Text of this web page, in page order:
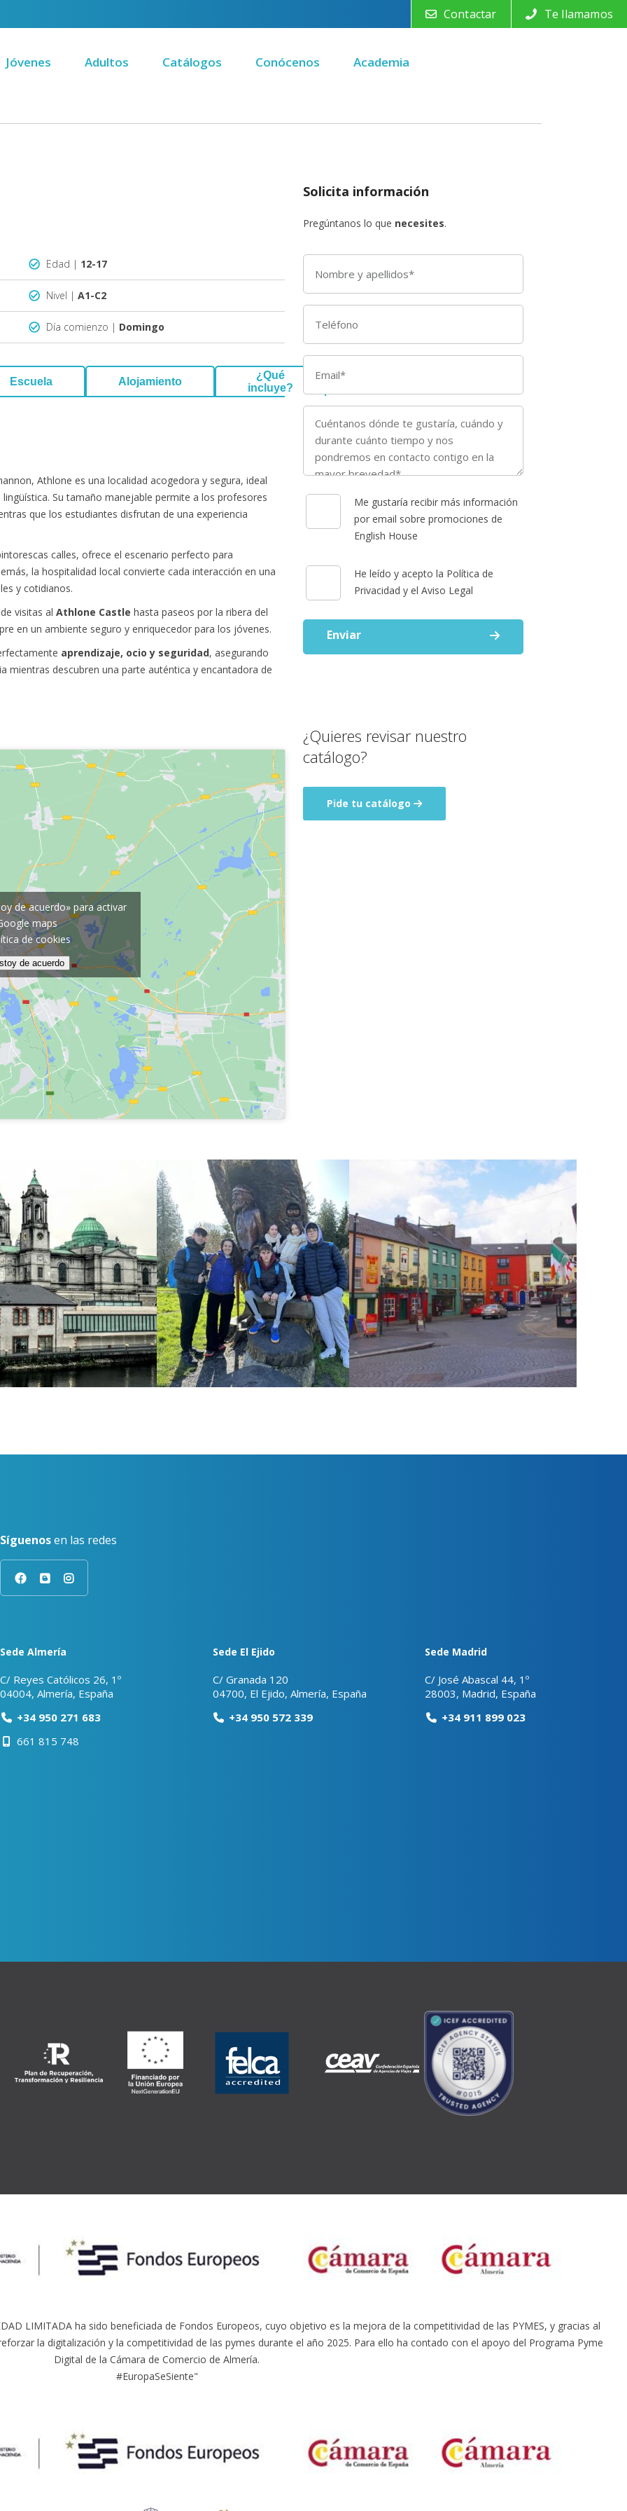
Contactar Te llamamos
Jóvenes Adultos Catálogos Conócenos Academia
Solicita información
Pregúntanos lo que necesites.
Me gustaría recibir más información
por email sobre promociones de
English House
He leído y acepto la Política de
Privacidad y el Aviso Legal
Enviar
¿Quieres revisar nuestro
catálogo?
Pide tu catálogo
Edad | 12-17
Nivel | A1-C2
Día comienzo | Domingo
Escuela Alojamiento
¿Qué
incluye?
Athlone es una localidad acogedora y segura, ideal
Su tamaño manejable permite a los profesores
que los estudiantes disfrutan de una experiencia
calles, ofrece el escenario perfecto para
la hospitalidad local convierte cada interacción en una
y cotidianos.
visitas alAthlone Castle hasta paseos por la ribera del
en un ambiente seguro y enriquecedor para los jóvenes.
aprendizaje, ocio y seguridad, asegurando
mientras descubren una parte auténtica y encantadora de
de acuerdo» para activar
maps
de cookies
de acuerdo
Síguenosen las redes
Sede Almería
C/ Reyes Católicos 26, 1º
04004, Almería, España
+34 950 271 683
661 815 748
Sede El Ejido
C/ Granada 120
04700, El Ejido, Almería, España
+34 950 572 339
Sede Madrid
C/ José Abascal 44, 1º
28003, Madrid, España
+34 911 899 023
LIMITADA ha sido beneficiada de Fondos Europeos, cuyo objetivo es la mejora de la competitividad de las PYMES, y gracias al
la digitalización y la competitividad de las pymes durante el año 2025. Para ello ha contado con el apoyo del Programa Pyme
Digital de la Cámara de Comercio de Almería.
#EuropaSeSiente"